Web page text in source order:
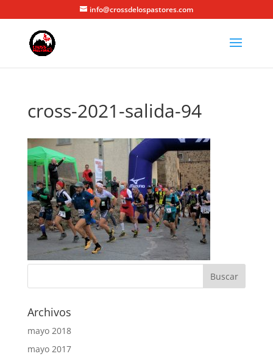
info@crossdelospastores.com
cross-2021-salida-94
Archivos
mayo 2018
mayo 2017